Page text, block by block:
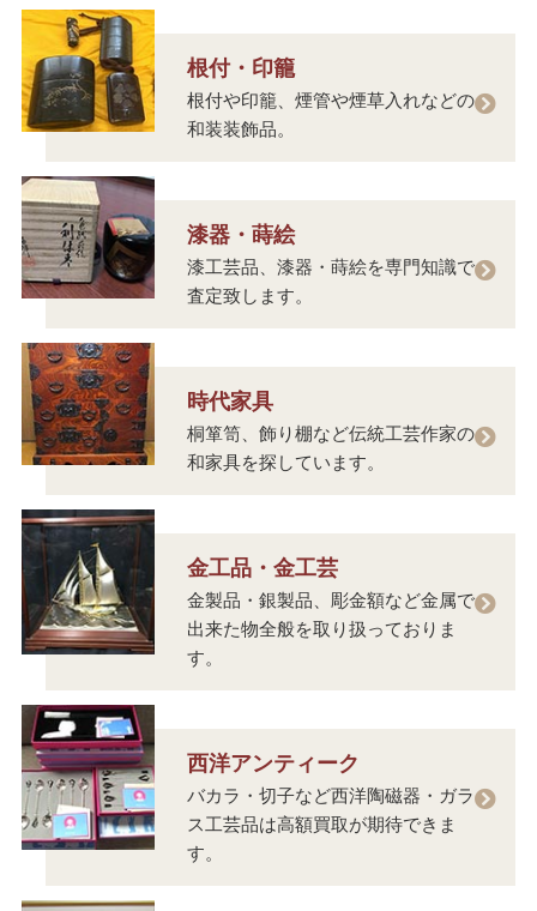
根付・印籠
根付や印籠、煙管や煙草入れなどの
和装装飾品。
漆器・蒔絵
漆工芸品、漆器・蒔絵を専門知識で
査定致します。
時代家具
桐箪笥、飾り棚など伝統工芸作家の
和家具を探しています。
金工品・金工芸
金製品・銀製品、彫金額など金属で
出来た物全般を取り扱っておりま
す。
西洋アンティーク
バカラ・切子など西洋陶磁器・ガラ
ス工芸品は高額買取が期待できま
す。